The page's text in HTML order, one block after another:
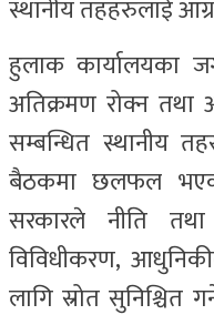
स्थानीय तहहरुलाई
हुलाक कार्यालयका
अतिक्रमण रोक्न तथा
सम्बन्धित स्थानीय
बैठकमा छलफल
सरकारले नीति
विविधीकरण,
लागि स्रोत